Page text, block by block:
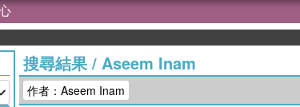
搜尋結果/ Aseem Inam
作者：Aseem Inam